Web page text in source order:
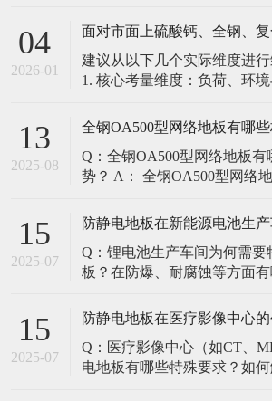
修，是保障其长期可靠的关键。 1. 建
由值班工程师执行）： 观： 巡检时观察地
面有无明显的水渍、油污或
04
2026-01
建议从以下几个实际维度进行
1. 核心考量维度：负荷、环境与
您必须计算机房规划区域内最
点载荷（通常指服务器机柜的
力）。 轻型机房（标准服务器/网络柜）：
单点载荷通常在1960N，主流
13
2025-08
全钢OA500型网络地板有哪
Q：全钢OA500型网络地板有
势？ A： 全钢OA500型网络
以下核心优势： 高强度结构
轧钢板拉伸焊接成型，表面磷
塑，防锈耐磨，承重性能优
线：配套活动线槽板设计，
15
2025-07
Q：锂电池生产车间为何需要
板？在防爆、耐腐蚀等方面
环境并存的特殊场景，需要全
境要求 • 防爆等级：Ex IIB
证） • 静电泄放速度：<0.
15
2025-07
Q：医疗影像中心（如CT、
电地板有哪些特殊要求？如